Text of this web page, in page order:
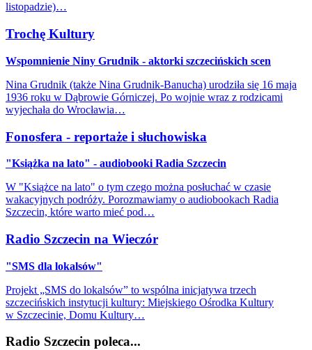
listopadzie)…
Trochę Kultury
Wspomnienie Niny Grudnik - aktorki szczecińskich scen
Nina Grudnik (także Nina Grudnik-Banucha) urodziła się 16 maja
1936 roku w Dąbrowie Górniczej. Po wojnie wraz z rodzicami
wyjechała do Wrocławia…
Fonosfera - reportaże i słuchowiska
"Książka na lato" - audiobooki Radia Szczecin
W "Książce na lato" o tym czego można posłuchać w czasie
wakacyjnych podróży. Porozmawiamy o audiobookach Radia
Szczecin, które warto mieć pod…
Radio Szczecin na Wieczór
"SMS dla lokalsów"
Projekt „SMS do lokalsów” to wspólna inicjatywa trzech
szczecińskich instytucji kultury: Miejskiego Ośrodka Kultury
w Szczecinie, Domu Kultury…
Radio Szczecin poleca...